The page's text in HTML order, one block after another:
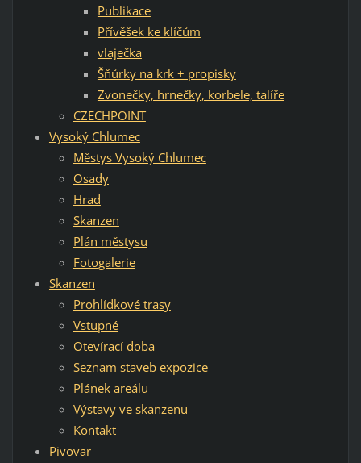
Publikace
Přívěšek ke klíčům
vlaječka
Šňůrky na krk + propisky
Zvonečky, hrnečky, korbele, talíře
CZECHPOINT
Vysoký Chlumec
Městys Vysoký Chlumec
Osady
Hrad
Skanzen
Plán městysu
Fotogalerie
Skanzen
Prohlídkové trasy
Vstupné
Otevírací doba
Seznam staveb expozice
Plánek areálu
Výstavy ve skanzenu
Kontakt
Pivovar